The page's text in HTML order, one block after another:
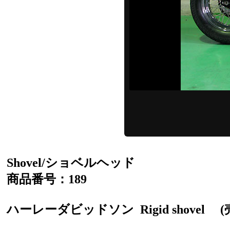
Shovel/ショベルヘッド
商品番号：189
ハーレーダビッドソン Rigid shovel (